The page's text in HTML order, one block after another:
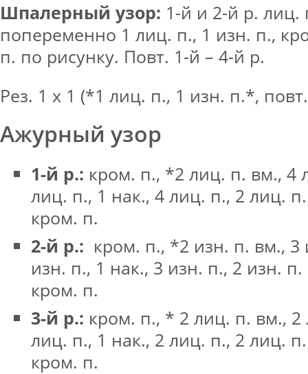
Шпалерный узор: 1-й и 2-й р. лиц.
попеременно 1 лиц. п., 1 изн. п.,
п. по рисунку. Повт. 1-й – 4-й р.
Рез. 1 х 1 (*1 лиц. п., 1 изн. п.*,
Ажурный узор
1-й р.: кром. п., *2 лиц. п. вм., 4
лиц. п., 1 нак., 4 лиц. п., 2 лиц.
кром. п.
2-й р.: кром. п., *2 изн. п. вм., 3
изн. п., 1 нак., 3 изн. п., 2 изн.
кром. п.
3-й р.: кром. п., * 2 лиц. п. вм., 2
лиц. п., 1 нак., 2 лиц. п., 2 лиц.
кром. п.